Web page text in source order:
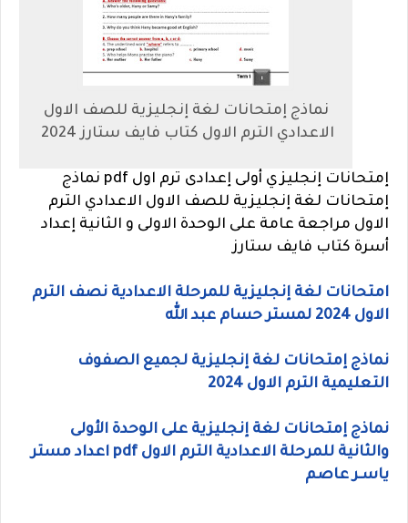
نماذج إمتحانات لغة إنجليزية للصف الاول
الاعدادي الترم الاول كتاب فايف ستارز 2024
إمتحانات إنجليزي أولى إعدادى ترم اول pdf نماذج
إمتحانات لغة إنجليزية للصف الاول الاعدادي الترم
الاول مراجعة عامة على الوحدة الاولى و الثانية إعداد
أسرة كتاب فايف ستارز
امتحانات لغة إنجليزية للمرحلة الاعدادية نصف الترم
الاول 2024 لمستر حسام عبد الله
نماذج إمتحانات لغة إنجليزية لجميع الصفوف
التعليمية الترم الاول 2024
نماذج إمتحانات لغة إنجليزية على الوحدة الأولى
والثانية للمرحلة الاعدادية الترم الاول pdf اعداد مستر
ياسـر عاصم